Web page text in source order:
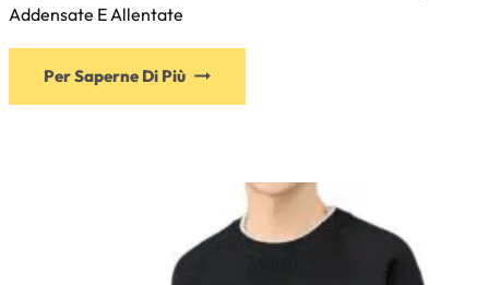
Addensate E Allentate
Per Saperne Di Più